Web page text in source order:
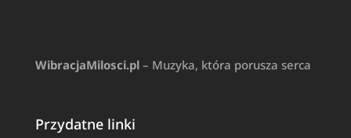
WibracjaMilosci.pl– Muzyka, która porusza serca
Przydatne linki